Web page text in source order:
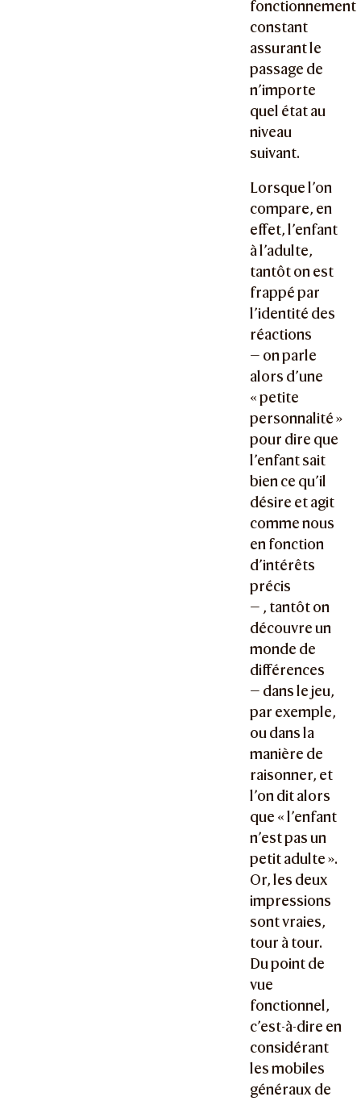
fonctionnement
constant
assurant le
passage de
n’importe
quel état au
niveau
suivant.
Lorsque l’on
compare, en
effet, l’enfant
à l’adulte,
tantôt on est
frappé par
l’identité des
réactions
— on parle
alors d’une
« petite
personnalité »
pour dire que
l’enfant sait
bien ce qu’il
désire et agit
comme nous
en fonction
d’intérêts
précis
— , tantôt on
découvre un
monde de
différences
— dans le jeu,
par exemple,
ou dans la
manière de
raisonner, et
l’on dit alors
que « l’enfant
n’est pas un
petit adulte ».
Or, les deux
impressions
sont vraies,
tour à tour.
Du point de
vue
fonctionnel,
c’est-à-dire en
considérant
les mobiles
généraux de